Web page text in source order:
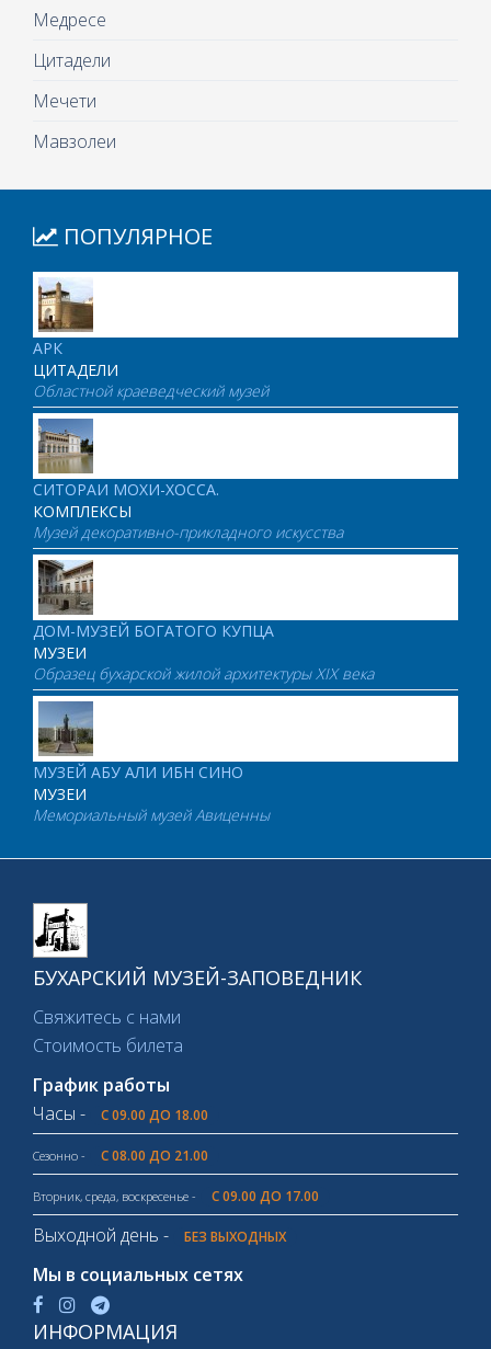
Медресе
Цитадели
Мечети
Мавзолеи
ПОПУЛЯРНОЕ
АРК
ЦИТАДЕЛИ
Областной краеведческий музей
СИТОРАИ МОХИ-ХОССА.
КОМПЛЕКСЫ
Музей декоративно-прикладного искусства
ДОМ-МУЗЕЙ БОГАТОГО КУПЦА
МУЗЕИ
Образец бухарской жилой архитектуры XIX века
МУЗЕЙ АБУ АЛИ ИБН СИНО
МУЗЕИ
Мемориальный музей Авиценны
БУХАРСКИЙ МУЗЕЙ-ЗАПОВЕДНИК
Свяжитесь с нами
Стоимость билета
График работы
Часы -
С 09.00 ДО 18.00
Сезонно - С 08.00 ДО 21.00
Вторник, среда, воскресенье - С 09.00 ДО 17.00
Выходной день - БЕЗ ВЫХОДНЫХ
Мы в социальных сетях
ИНФОРМАЦИЯ